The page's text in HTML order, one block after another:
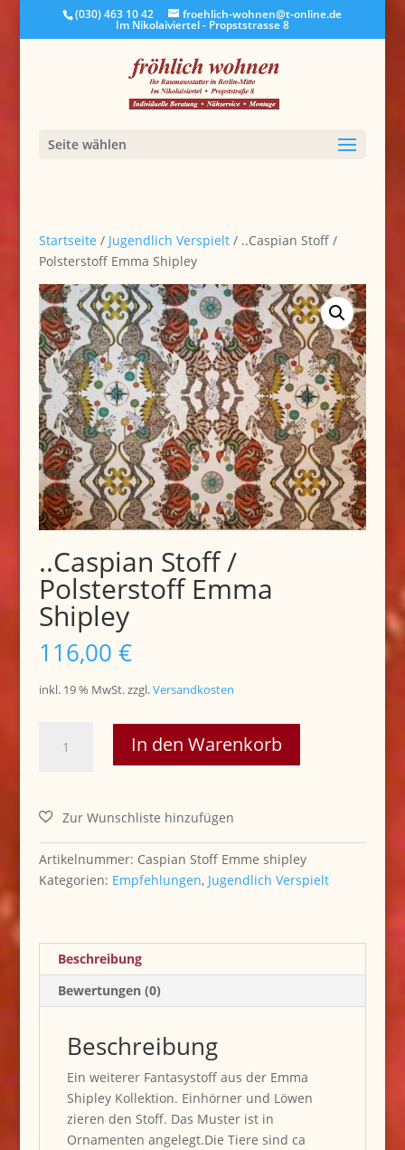
(030) 463 10 42 froehlich-wohnen@t-online.de
Im Nikolaiviertel - Propststrasse 8
Seite wählen
Startseite / Jugendlich Verspielt/ ..Caspian Stoff /
Polsterstoff Emma Shipley
..Caspian Stoff /
Polsterstoff Emma
Shipley
116,00 €
inkl. 19 % MwSt. zzgl.Versandkosten
Emma
Menge
In den Warenkorb
Artikelnummer: Caspian Stoff Emme shipley
Kategorien: Empfehlungen, Jugendlich Verspielt
Beschreibung
Bewertungen (0)
Beschreibung
Ein weiterer Fantasystoff aus der Emma
Shipley Kollektion. Einhörner und Löwen
zieren den Stoff. Das Muster ist in
Ornamenten angelegt.Die Tiere sind ca